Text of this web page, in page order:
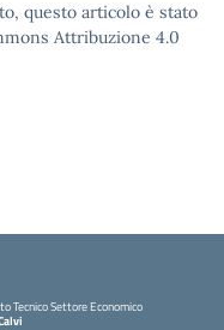
questo articolo è stato
Attribuzione 4.0
Tecnico Settore Economico